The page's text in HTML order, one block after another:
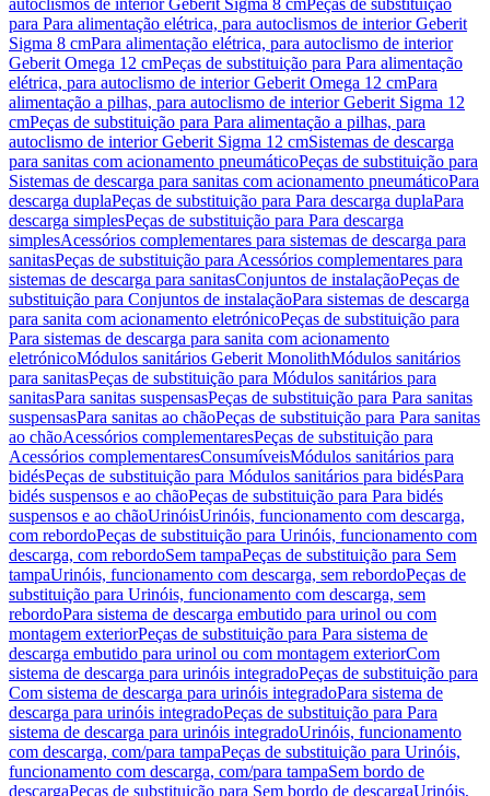
autoclismos de interior Geberit Sigma 8 cmPeças de substituição
para Para alimentação elétrica, para autoclismos de interior Geberit
Sigma 8 cmPara alimentação elétrica, para autoclismo de interior
Geberit Omega 12 cmPeças de substituição para Para alimentação
elétrica, para autoclismo de interior Geberit Omega 12 cmPara
alimentação a pilhas, para autoclismo de interior Geberit Sigma 12
cmPeças de substituição para Para alimentação a pilhas, para
autoclismo de interior Geberit Sigma 12 cmSistemas de descarga
para sanitas com acionamento pneumáticoPeças de substituição para
Sistemas de descarga para sanitas com acionamento pneumáticoPara
descarga duplaPeças de substituição para Para descarga duplaPara
descarga simplesPeças de substituição para Para descarga
simplesAcessórios complementares para sistemas de descarga para
sanitasPeças de substituição para Acessórios complementares para
sistemas de descarga para sanitasConjuntos de instalaçãoPeças de
substituição para Conjuntos de instalaçãoPara sistemas de descarga
para sanita com acionamento eletrónicoPeças de substituição para
Para sistemas de descarga para sanita com acionamento
eletrónicoMódulos sanitários Geberit MonolithMódulos sanitários
para sanitasPeças de substituição para Módulos sanitários para
sanitasPara sanitas suspensasPeças de substituição para Para sanitas
suspensasPara sanitas ao chãoPeças de substituição para Para sanitas
ao chãoAcessórios complementaresPeças de substituição para
Acessórios complementaresConsumíveisMódulos sanitários para
bidésPeças de substituição para Módulos sanitários para bidésPara
bidés suspensos e ao chãoPeças de substituição para Para bidés
suspensos e ao chãoUrinóisUrinóis, funcionamento com descarga,
com rebordoPeças de substituição para Urinóis, funcionamento com
descarga, com rebordoSem tampaPeças de substituição para Sem
tampaUrinóis, funcionamento com descarga, sem rebordoPeças de
substituição para Urinóis, funcionamento com descarga, sem
rebordoPara sistema de descarga embutido para urinol ou com
montagem exteriorPeças de substituição para Para sistema de
descarga embutido para urinol ou com montagem exteriorCom
sistema de descarga para urinóis integradoPeças de substituição para
Com sistema de descarga para urinóis integradoPara sistema de
descarga para urinóis integradoPeças de substituição para Para
sistema de descarga para urinóis integradoUrinóis, funcionamento
com descarga, com/para tampaPeças de substituição para Urinóis,
funcionamento com descarga, com/para tampaSem bordo de
descargaPeças de substituição para Sem bordo de descargaUrinóis,